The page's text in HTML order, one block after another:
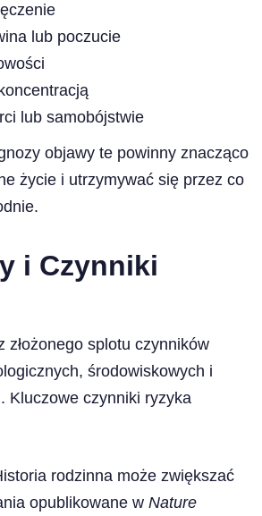
lub poczucie
lub samobójstwie
objawy te powinny znacząco
życie i utrzymywać się przez co
i Czynniki
złożonego splotu czynników
środowiskowych i
Kluczowe czynniki ryzyka
rodzinna może zwiększać
opublikowane w Nature